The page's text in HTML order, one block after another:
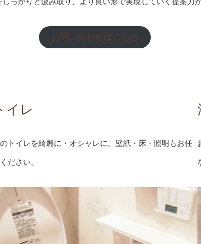
お問い合わせはこちら
イレ
トイレを綺麗に・オシャレに。壁紙・床・照明もお任
ださい。